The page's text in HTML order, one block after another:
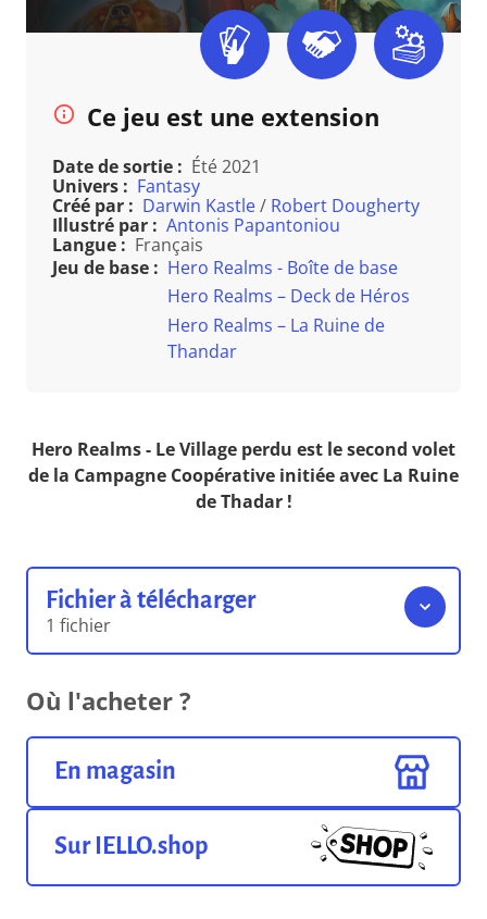
Ce jeu est une extension
Date de sortie : Été 2021
Univers : Fantasy
Créé par : Darwin Kastle/ Robert Dougherty
Illustré par : Antonis Papantoniou
Langue : Français
Jeu de base : Hero Realms - Boîte de base
Hero Realms – Deck de Héros
Hero Realms – La Ruine de
Thandar
Hero Realms - Le Village perdu est le second volet
de la Campagne Coopérative initiée avec La Ruine
de Thadar !
Fichier à télécharger
1 fichier
0.00 o Format pdf
Où l'acheter ?
En magasin
Sur IELLO.shop